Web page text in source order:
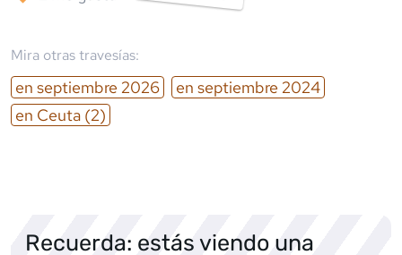
Mira otras travesías:
en septiembre 2026 en septiembre 2024
en Ceuta (2)
Recuerda: estás viendo una